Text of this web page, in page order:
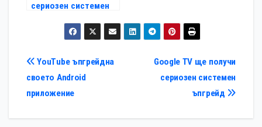
сериозен системен
Навигация
Google TV ще получи
сериозен системен
ъпгрейд
YouTube ъпгрейдна
своето Android
приложение